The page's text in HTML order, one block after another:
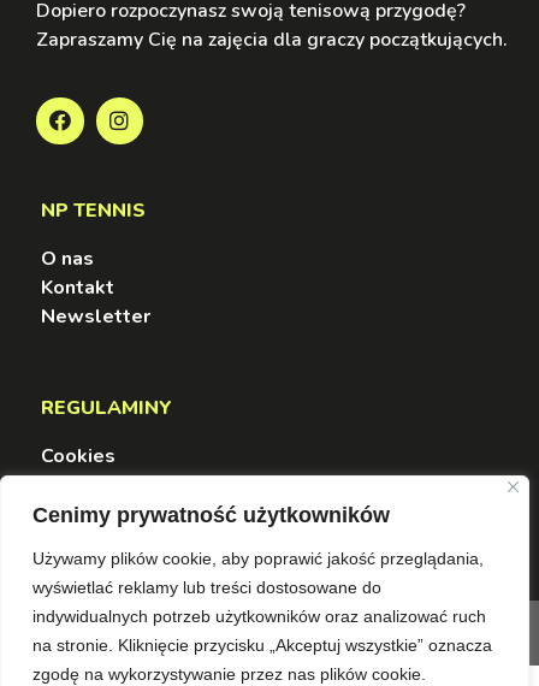
Cenimy prywatność użytkowników
Używamy plików cookie, aby poprawić jakość przeglądania,
wyświetlać reklamy lub treści dostosowane do
indywidualnych potrzeb użytkowników oraz analizować ruch
na stronie. Kliknięcie przycisku „Akceptuj wszystkie” oznacza
zgodę na wykorzystywanie przez nas plików cookie.
Dopiero rozpoczynasz swoją tenisową przygodę?
Zapraszamy Cię na zajęcia dla graczy początkujących.
NP TENNIS
O nas
Kontakt
Newsletter
REGULAMINY
Cookies
Regulamin serwisu
Copyright NP Tennis Ⓡ 2025